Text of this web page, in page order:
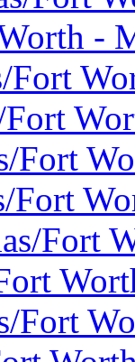
-
Fort
Fort
Fort
Fort
Fort
Fort